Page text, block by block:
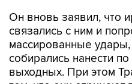
Он вновь заявил, что
связались с ним и
массированные
собирались нанести
выходных. При этом